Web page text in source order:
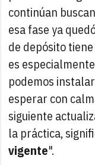
continúan
esa fase ya
de depósito
es
podemos
esperar con
siguiente
la práctica,
vigente".